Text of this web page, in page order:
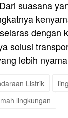
suasana
dengan
solusi
lebih
Listrik
lingkungan